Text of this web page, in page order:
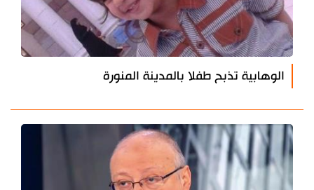
الوهابية تذبح طفلا بالمدينة المنورة